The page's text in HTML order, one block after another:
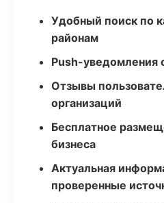
Удобный поиск по
районам
Push-уведомления
Отзывы
организаций
Бесплатное
бизнеса
Актуальная
проверенные